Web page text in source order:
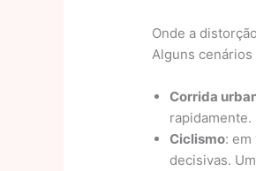
Onde a
Alguns cenários
Corrida
Ciclismo:
decisivas.